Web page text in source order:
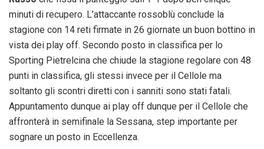
minuti di recupero. L’attaccante rossoblù conclude la
stagione con 14 reti firmate in 26 giornate un buon bottino in
vista dei play off. Secondo posto in classifica per lo
Sporting Pietrelcina che chiude la stagione regolare con 48
punti in classifica, gli stessi invece per il Cellole ma
soltanto gli scontri diretti con i sanniti sono stati fatali.
Appuntamento dunque ai play off dunque per il Cellole che
affronterà in semifinale la Sessana, step importante per
sognare un posto in Eccellenza.